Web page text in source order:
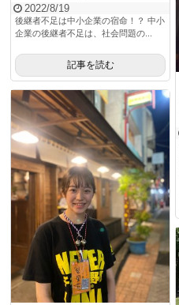
2022/8/19
後継者不足は中小企業の宿命！？ 中小
企業の後継者不足は、社会問題の...
記事を読む